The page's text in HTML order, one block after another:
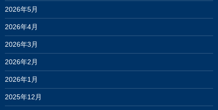
2026年5月
2026年4月
2026年3月
2026年2月
2026年1月
2025年12月